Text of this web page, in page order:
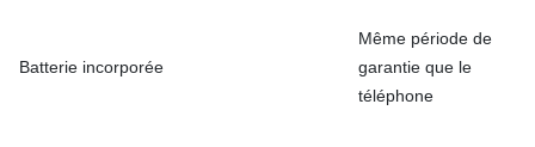
Batterie incorporée
Même période de
garantie que le
téléphone